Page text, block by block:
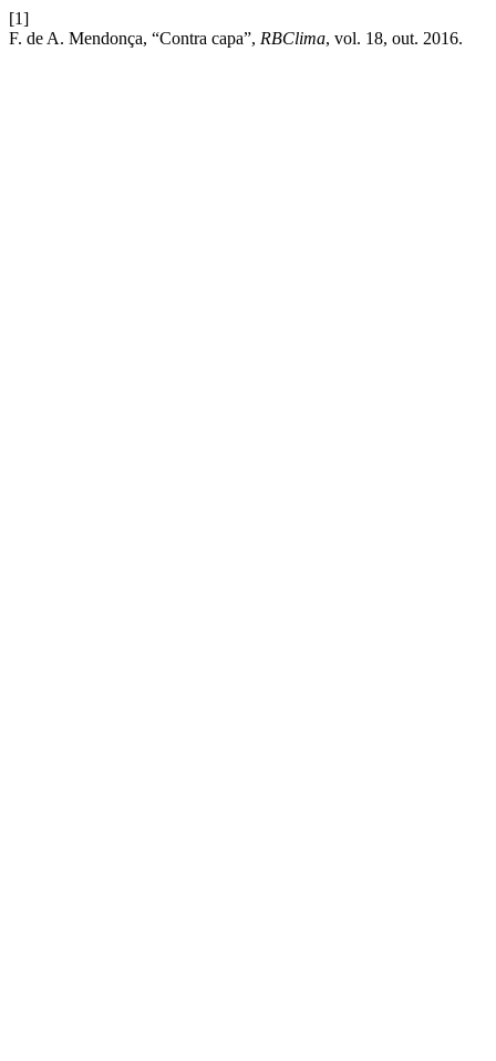
[1]
F. de A. Mendonça, “Contra capa”, RBClima, vol. 18, out. 2016.